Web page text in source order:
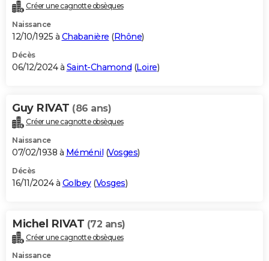
Créer une cagnotte obsèques
Naissance
12/10/1925 à Chabanière (Rhône)
Décès
06/12/2024 à Saint-Chamond (Loire)
Guy RIVAT (86 ans)
Créer une cagnotte obsèques
Naissance
07/02/1938 à Méménil (Vosges)
Décès
16/11/2024 à Golbey(Vosges)
Michel RIVAT (72 ans)
Créer une cagnotte obsèques
Naissance